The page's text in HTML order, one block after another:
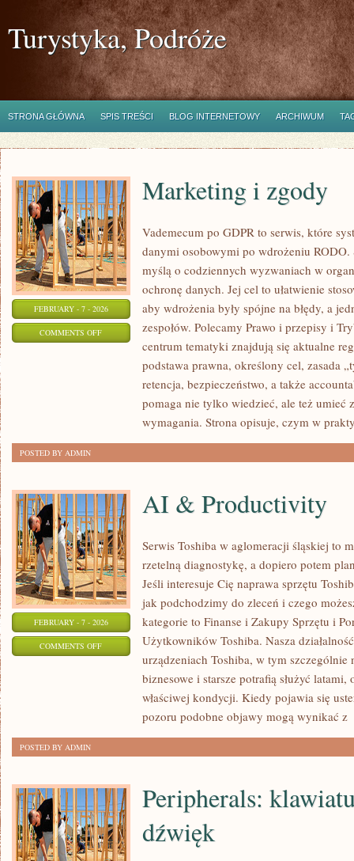
Turystyka, Podróże
STRONA GŁÓWNA SPIS TREŚCI BLOG INTERNETOWY ARCHIWUM
FEBRUARY - 7 - 2026
COMMENTS OFFON
MARKETING
Marketing i zgody
Vademecum po GDPR to serwis, które
danymi osobowymi po wdrożeniu RODO.
myślą o codziennych wyzwaniach w
ochronę danych. Jej cel to ułatwienie
aby wdrożenia były spójne na błędy, a
zespołów. Polecamy Prawo i przepisy i
centrum tematyki znajdują się aktualne
podstawa prawna, określony cel, zasada
retencja, bezpieczeństwo, a także
pomaga nie tylko wiedzieć, ale też umieć
wymagania. Strona opisuje, czym w
POSTED BY ADMIN
FEBRUARY - 7 - 2026
COMMENTS OFFON
PRODUCTIVITY
AI & Productivity
Serwis Toshiba w aglomeracji śląskiej to
rzetelną diagnostykę, a dopiero potem
Jeśli interesuje Cię naprawa sprzętu
jak podchodzimy do zleceń i czego
kategorie to Finanse i Zakupy Sprzętu i
Użytkowników Toshiba. Nasza
urządzeniach Toshiba, w tym
biznesowe i starsze potrafią służyć latami,
właściwej kondycji. Kiedy pojawia się
pozoru podobne objawy mogą wynikać z
POSTED BY ADMIN
Peripherals:
dźwięk